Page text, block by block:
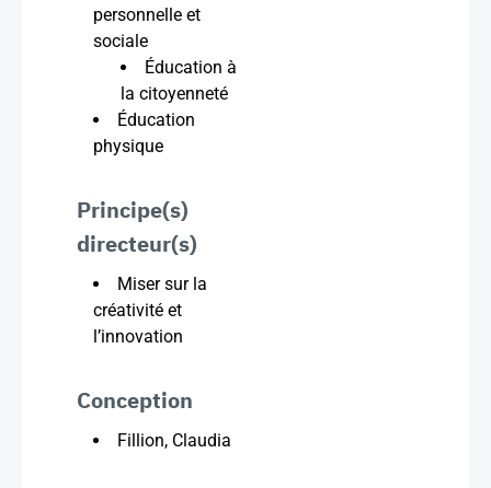
personnelle et
sociale
Éducation à
la citoyenneté
Éducation
physique
Principe(s)
directeur(s)
Miser sur la
créativité et
l’innovation
Conception
Fillion, Claudia